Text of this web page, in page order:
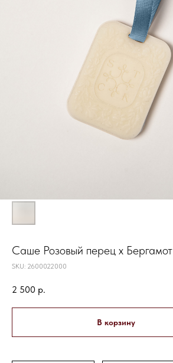
Саше Розовый перец х Бергамот
SKU: 2600022000
2 500 р.
В корзину